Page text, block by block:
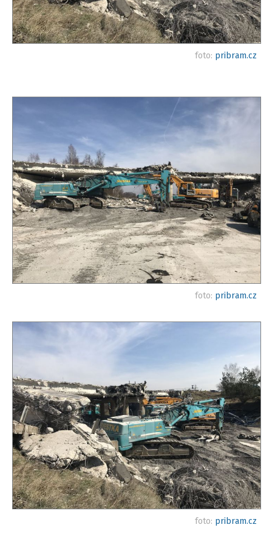
foto: pribram.cz
foto: pribram.cz
foto: pribram.cz